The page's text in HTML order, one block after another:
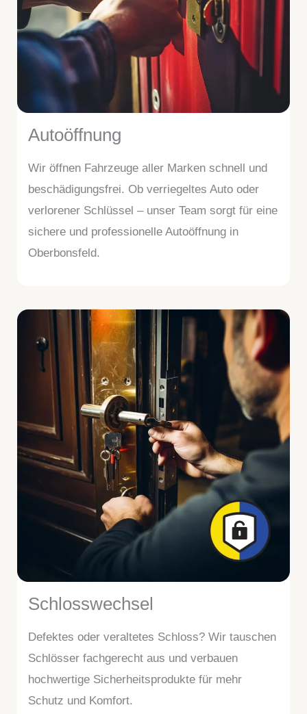
Autoöffnung
Wir öffnen Fahrzeuge aller Marken schnell und
beschädigungsfrei. Ob verriegeltes Auto oder
verlorener Schlüssel – unser Team sorgt für eine
sichere und professionelle Autoöffnung in
Oberbonsfeld.
Schlosswechsel
Defektes oder veraltetes Schloss? Wir tauschen
Schlösser fachgerecht aus und verbauen
hochwertige Sicherheitsprodukte für mehr
Schutz und Komfort.